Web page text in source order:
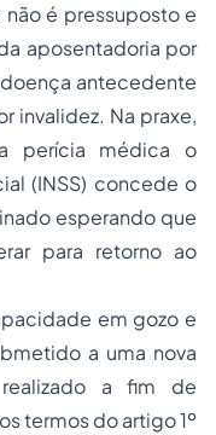
é pressuposto e
aposentadoria por
antecedente
invalidez. Na praxe,
perícia médica o
(INSS) concede o
esperando que
para retorno ao
em gozo e
a uma nova
a fim de
termos do artigo 1º